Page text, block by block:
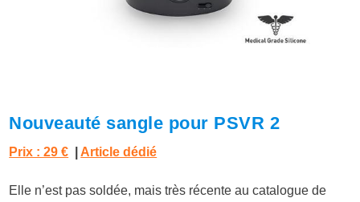
Nouveauté sangle pour PSVR 2
Prix : 29 € |Article dédié
Elle n’est pas soldée, mais très récente au catalogue de